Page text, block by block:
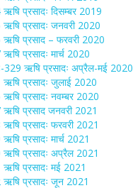
प्रसादः दिसम्बर 2019
प्रसादः जनवरी 2020
प्रसाद – फरवरी 2020
प्रसादः मार्च 2020
329 ऋषि प्रसादः अप्रैल-मई 2020
प्रसादः जुलाई 2020
प्रसादः नवम्बर 2020
प्रसाद जनवरी 2021
प्रसादः फरवरी 2021
प्रसादः मार्च 2021
प्रसादः अप्रैल 2021
प्रसादः मई 2021
प्रसादः जून 2021